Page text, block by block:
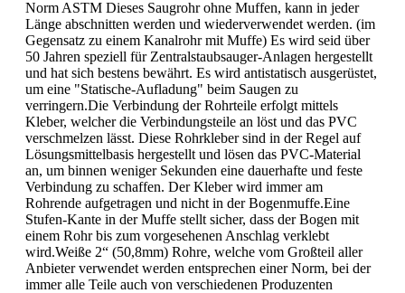
Norm ASTM Dieses Saugrohr ohne Muffen, kann in jeder
Länge abschnitten werden und wiederverwendet werden. (im
Gegensatz zu einem Kanalrohr mit Muffe) Es wird seid über
50 Jahren speziell für Zentralstaubsauger-Anlagen hergestellt
und hat sich bestens bewährt. Es wird antistatisch ausgerüstet,
um eine "Statische-Aufladung" beim Saugen zu
verringern.Die Verbindung der Rohrteile erfolgt mittels
Kleber, welcher die Verbindungsteile an löst und das PVC
verschmelzen lässt. Diese Rohrkleber sind in der Regel auf
Lösungsmittelbasis hergestellt und lösen das PVC-Material
an, um binnen weniger Sekunden eine dauerhafte und feste
Verbindung zu schaffen. Der Kleber wird immer am
Rohrende aufgetragen und nicht in der Bogenmuffe.Eine
Stufen-Kante in der Muffe stellt sicher, dass der Bogen mit
einem Rohr bis zum vorgesehenen Anschlag verklebt
wird.Weiße 2“ (50,8mm) Rohre, welche vom Großteil aller
Anbieter verwendet werden entsprechen einer Norm, bei der
immer alle Teile auch von verschiedenen Produzenten